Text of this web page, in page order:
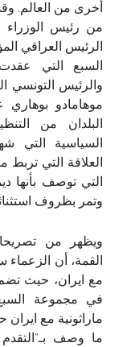
أخرى من العالم.
من رئيس الوزراء
والرئيس التونسي
موهامادو بوهاري
البلدان من
السياسية التي
العلاقة التي
التي توصف بأنها
وتمر بظروف
ويظهر من
القمة، أن الزعماء
في مجموعة
ماراثونية مع ايران
ما وصف